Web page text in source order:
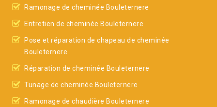
Ramonage de cheminée Bouleternere
Entretien de cheminée Bouleternere
Pose et réparation de chapeau de cheminée
Bouleternere
Réparation de cheminée Bouleternere
Tunage de cheminée Bouleternere
Ramonage de chaudière Bouleternere